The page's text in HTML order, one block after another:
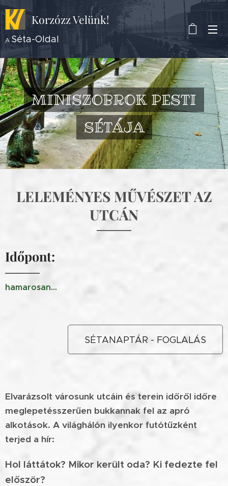
KorzózzVelünk!
A Séta-Oldal
MINISZOBROK PESTI
SÉTÁJA
LELEMÉNYES MŰVÉSZET AZ
UTCÁN
Időpont:
hamarosan...
SÉTANAPTÁR - FOGLALÁS
Elvarázsolt városunk utcáin és terein időről időre
meglepetésszerűen bukkannak fel az apró
alkotások. A világhálón ilyenkor futótűzként
terjed a hír:
Hol láttátok? Mikor került oda? Ki fedezte fel
először?